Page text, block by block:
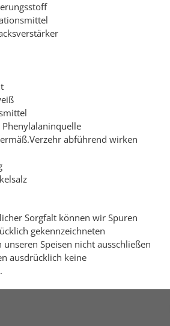
abführend wirken
Sorgfalt können wir Spuren
gekennzeichneten
Speisen nicht ausschließen
ausdrücklich keine